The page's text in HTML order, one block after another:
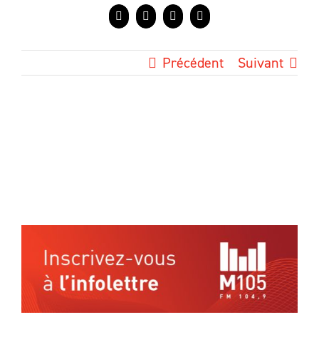
Facebook
X LinkedInCourriel
Précédent Suivant